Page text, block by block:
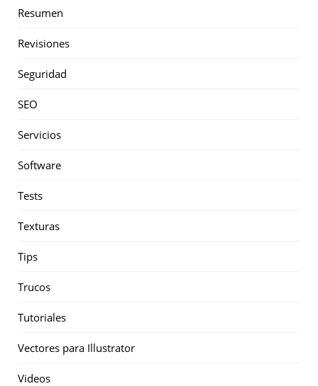
Resumen
Revisiones
Seguridad
SEO
Servicios
Software
Tests
Texturas
Tips
Trucos
Tutoriales
Vectores para Illustrator
Videos